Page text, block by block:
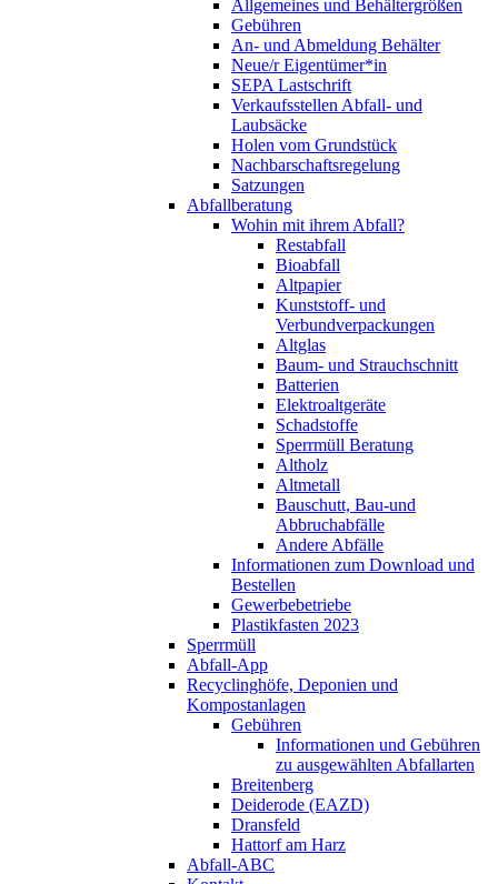
Allgemeines und Behältergrößen
Gebühren
An- und Abmeldung Behälter
Neue/r Eigentümer*in
SEPA Lastschrift
Verkaufsstellen Abfall- und
Laubsäcke
Holen vom Grundstück
Nachbarschaftsregelung
Satzungen
Abfallberatung
Wohin mit ihrem Abfall?
Restabfall
Bioabfall
Altpapier
Kunststoff- und
Verbundverpackungen
Altglas
Baum- und Strauchschnitt
Batterien
Elektroaltgeräte
Schadstoffe
Sperrmüll Beratung
Altholz
Altmetall
Bauschutt, Bau-und
Abbruchabfälle
Andere Abfälle
Informationen zum Download und
Bestellen
Gewerbebetriebe
Plastikfasten 2023
Sperrmüll
Abfall-App
Recyclinghöfe, Deponien und
Kompostanlagen
Gebühren
Informationen und Gebühren
zu ausgewählten Abfallarten
Breitenberg
Deiderode (EAZD)
Dransfeld
Hattorf am Harz
Abfall-ABC